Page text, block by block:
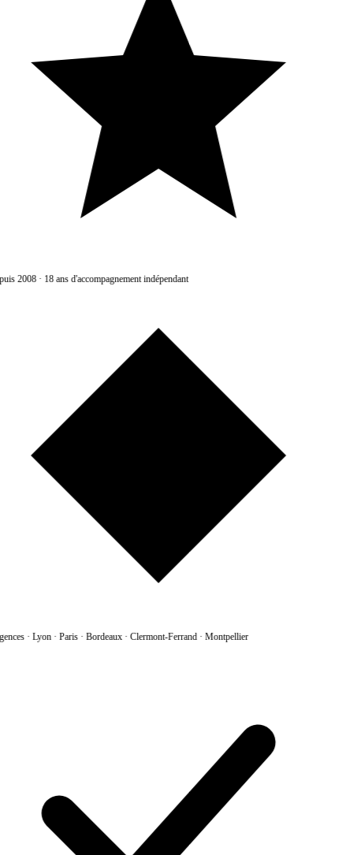
2008· 18 ans d'accompagnement indépendant
· Lyon · Paris · Bordeaux · Clermont-Ferrand · Montpellier